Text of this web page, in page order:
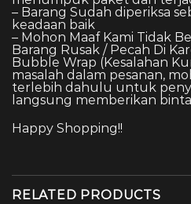
– Barang Sudah diperiksa
keadaan baik
– Mohon Maaf Kami Tidak
Barang Rusak / Pecah Di
Bubble Wrap (Kesalahan
masalah dalam pesanan,
terlebih dahulu untuk
langsung memberikan
Happy Shopping!!
RELATED PRODUCTS